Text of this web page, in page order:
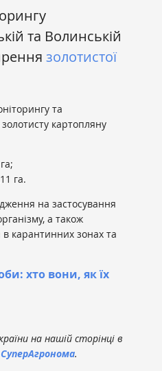
та Волинській
золотистої
та
картопляну
га.
на застосування
а також
карантинних зонах та
хто вони, як їх
на нашій сторінці в
.